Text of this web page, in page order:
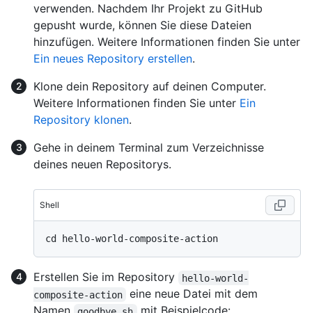
verwenden. Nachdem Ihr Projekt zu GitHub
gepusht wurde, können Sie diese Dateien
hinzufügen. Weitere Informationen finden Sie unter
Ein neues Repository erstellen.
Klone dein Repository auf deinen Computer.
Weitere Informationen finden Sie unter Ein
Repository klonen.
Gehe in deinem Terminal zum Verzeichnisse
deines neuen Repositorys.
Shell
Erstellen Sie im Repository
hello-world-
composite-action
eine neue Datei mit dem